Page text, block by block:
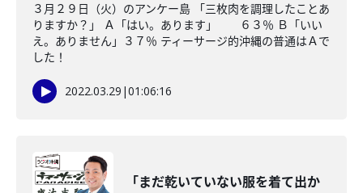
３月２９日（火）のアンケー島 「三枚肉を調理したことあ
りますか？」 Ａ「はい。あります」 ６３％ Ｂ「いい
え。ありません」３７％ ティーサージ的沖縄の普通はＡで
した！
2022.03.29 |01:06:16
「まだ乾いていない服を着て出か